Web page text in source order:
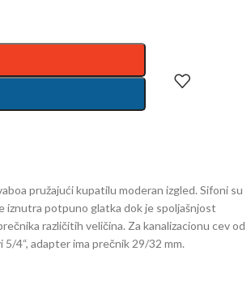
pružajući kupatilu moderan izgled. Sifoni su
iznutra potpuno glatka dok je spoljašnjost
različitih veličina. Za kanalizacionu cev od
4“, adapter ima prečnik 29/32 mm.